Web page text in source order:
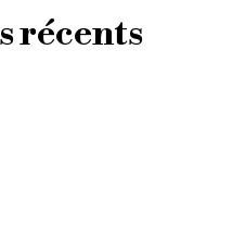
récents